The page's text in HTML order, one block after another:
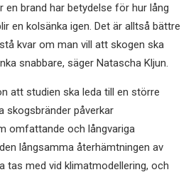
en brand har betydelse för hur lång
en kolsänka igen. Det är alltså bättre
kvar om man vill att skogen ska
snabbare, säger Natascha Kljun.
att studien ska leda till en större
skogsbränder påverkar
omfattande och långvariga
långsamma återhämtningen av
tas med vid klimatmodellering, och